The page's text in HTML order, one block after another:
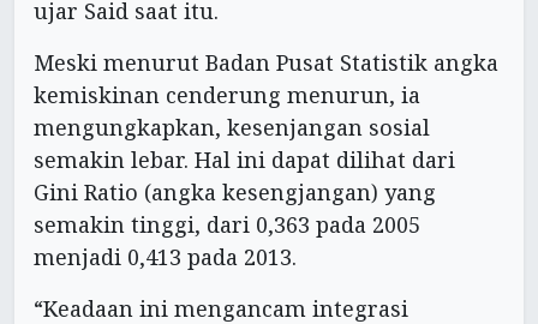
ujar Said saat itu.
Meski menurut Badan Pusat Statistik angka
kemiskinan cenderung menurun, ia
mengungkapkan, kesenjangan sosial
semakin lebar. Hal ini dapat dilihat dari
Gini Ratio (angka kesengjangan) yang
semakin tinggi, dari 0,363 pada 2005
menjadi 0,413 pada 2013.
“Keadaan ini mengancam integrasi